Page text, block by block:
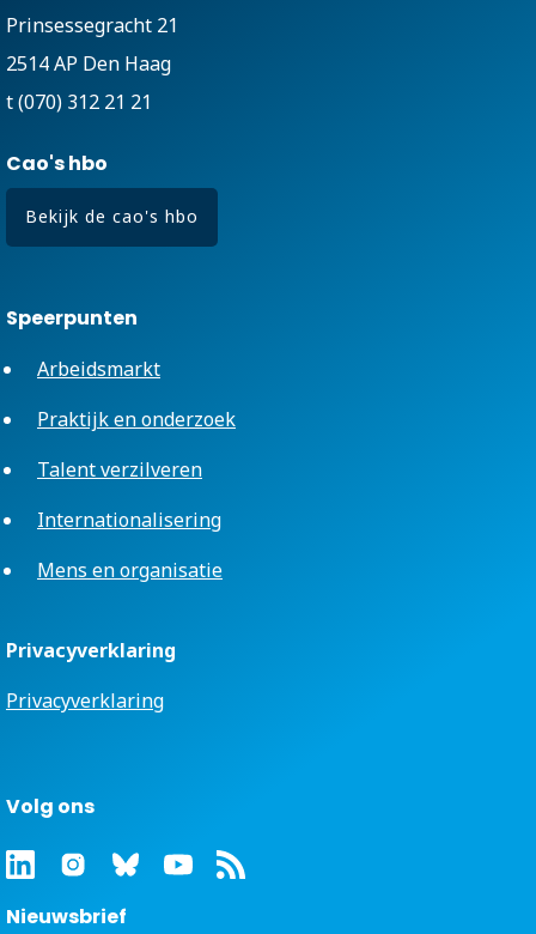
Prinsessegracht 21
2514 AP Den Haag
t (070) 312 21 21
Cao's hbo
Bekijk de cao's hbo
Speerpunten
Arbeidsmarkt
Praktijk en onderzoek
Talent verzilveren
Internationalisering
Mens en organisatie
Privacyverklaring
Privacyverklaring
Volg ons
Nieuwsbrief